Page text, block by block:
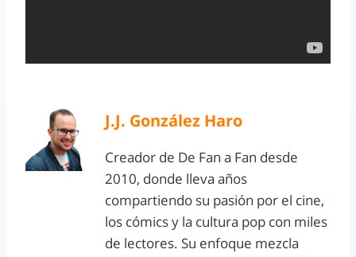
J.J. González Haro
Creador de De Fan a Fan desde
2010, donde lleva años
compartiendo su pasión por el cine,
los cómics y la cultura pop con miles
de lectores. Su enfoque mezcla